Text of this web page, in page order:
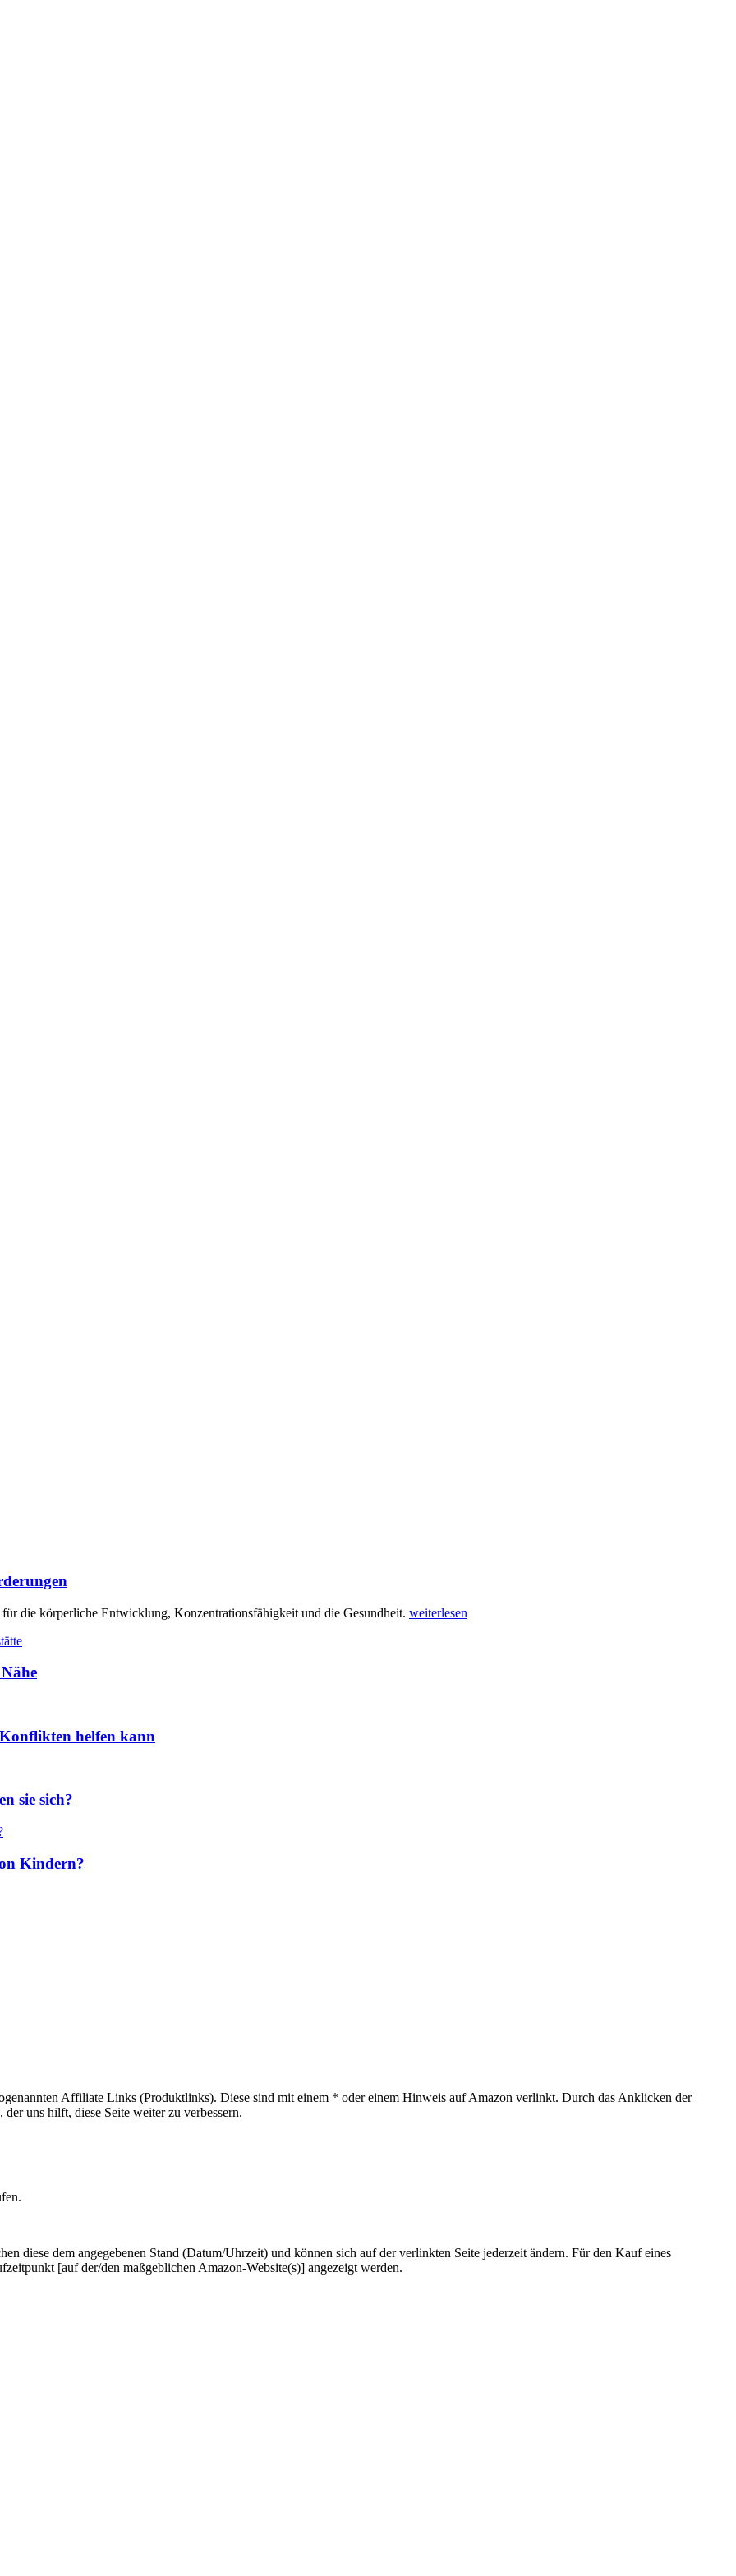
die körperliche Entwicklung, Konzentrationsfähigkeit und die Gesundheit. weiterlesen
helfen kann
sie sich?
Kindern?
Affiliate Links (Produktlinks). Diese sind mit einem * oder einem Hinweis auf Amazon verlinkt. Durch das Anklicken der
uns hilft, diese Seite weiter zu verbessern.
diese dem angegebenen Stand (Datum/Uhrzeit) und können sich auf der verlinkten Seite jederzeit ändern. Für den Kauf eines
[auf der/den maßgeblichen Amazon-Website(s)] angezeigt werden.